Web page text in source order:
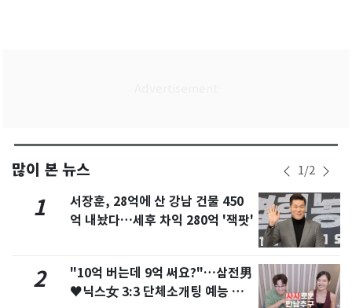
많이 본 뉴스 1/2
1
서장훈, 28억에 산 강남 건물 450
억 내놨다…세후 차익 280억 '잭팟'
2
"10억 버는데 9억 써요?"…삼전男
♥닉스女 3:3 단체소개팅 예능 화